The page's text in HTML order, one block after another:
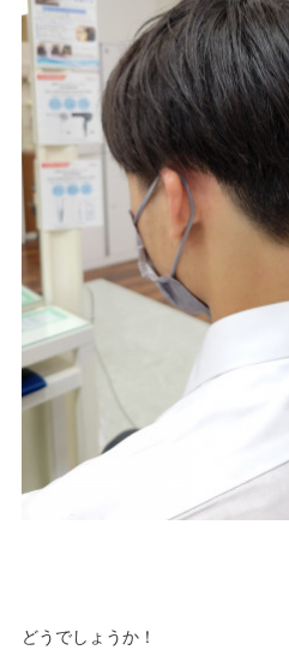
どうでしょうか！